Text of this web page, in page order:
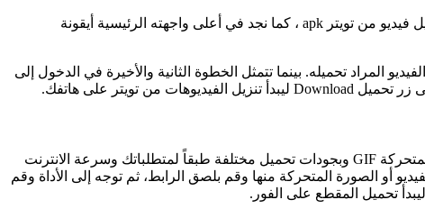
أيضاً تمتاز هذه الأداة بالتخصصية التي تعمل بها في تنزيل مقاطع الفيديو من مواقع التواصل المختلفة. فنجد أن TwDown متخصص في تنزيل فيديو من تويتر apk ، كما نجد في أعلى واجهته الرئيسية أيقونة
المراد تحميله. بينما تتمثل الخطوة الثانية والأخيرة في الدخول إلى
هو موقع اون لاين مجاني يعمل كطرف ثالث من أجل تنزيل فيديوهات من تويتر بأكبر عدد وأقصى سرعة بتنسيقات الفيديو Mp4 والصور المتحركة GIF وبجودات تحميل مختلفة طبقاً لمتطلباتك وسرعة الانترنت
أو الصورة المتحركة منها وقم بلصق الرابط، ثم توجه إلى الأداة وقم